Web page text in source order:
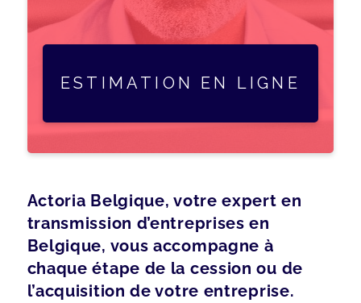
ESTIMATION EN LIGNE
Actoria Belgique, votre expert en
transmission d’entreprises en
Belgique, vous accompagne à
chaque étape de la cession ou de
l’acquisition de votre entreprise.